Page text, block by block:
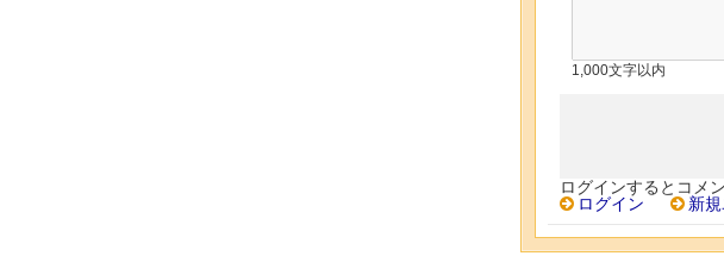
1,000文字以内
ログインするとコメ
ログイン
新